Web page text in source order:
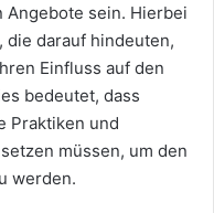
sein. Hierbei
, die darauf hindeuten,
Einfluss auf den
bedeutet, dass
Praktiken und
müssen, um den
werden.